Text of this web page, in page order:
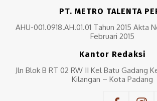
PT. METRO TALENTA
AHU-001.0918.AH.01.01 Tahun 2015 Akta
Februari 2015
Kantor Redaksi
Jln Blok B RT 02 RW II Kel Batu Gadang
Kilangan – Kota Padang